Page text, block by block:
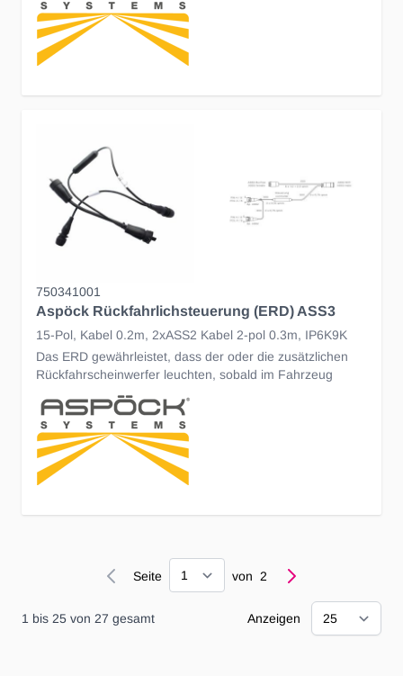
750341001
Aspöck Rückfahrlichsteuerung (ERD) ASS3
15-Pol, Kabel 0.2m, 2xASS2 Kabel 2-pol 0.3m, IP6K9K
Das ERD gewährleistet, dass der oder die zusätzlichen
Rückfahrscheinwerfer leuchten, sobald im Fahrzeug
1 bis 25 von 27 gesamt
Seite von Seite
2
Anzeigen